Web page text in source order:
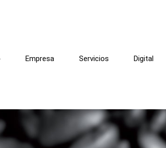
Empresa Servicios Digital